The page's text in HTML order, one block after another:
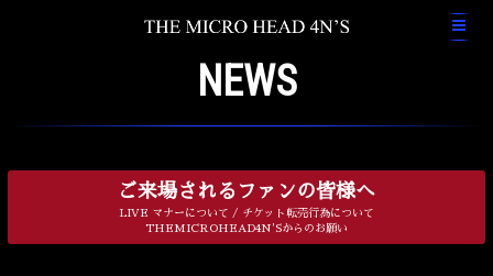
NEWS
ご来場されるファンの皆様へ
LIVE マナーについて / チケット転売行為について
THEMICROHEAD4N'Sからのお願い